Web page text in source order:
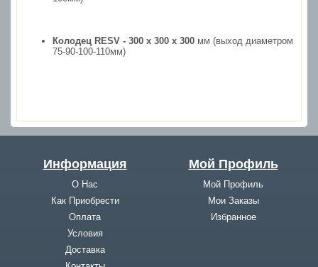
Колодец RESV - 300 x 300 x 300 мм (выход диаметром
75-90-100-110мм)
Информация
О Нас
Как Приобрести
Оплата
Условия
Доставка
Мой Профиль
Мой Профиль
Мои Заказы
Избранное